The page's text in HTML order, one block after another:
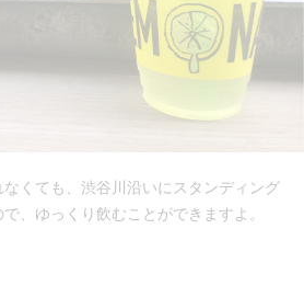
くても、渋谷川沿いにスタンディング
、ゆっくり飲むことができますよ。